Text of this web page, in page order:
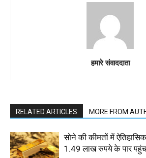
हमारे संवाददाता
RELATED ARTICLES MORE FROM
सोने की कीमतों में
1.49 लाख रुपये के पार